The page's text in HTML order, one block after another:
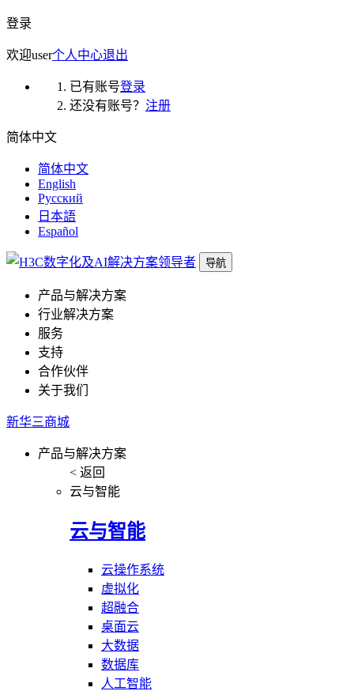
登录
欢迎user个人中心退出
已有账号登录
还没有账号？ 注册
简体中文
简体中文
English
Русский
日本語
Español
导航
产品与解决方案
行业解决方案
服务
支持
合作伙伴
关于我们
新华三商城
产品与解决方案
< 返回
云与智能
云与智能
云操作系统
虚拟化
超融合
桌面云
大数据
数据库
人工智能